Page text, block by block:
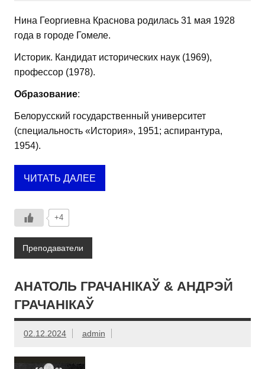
Нина Георгиевна Краснова родилась 31 мая 1928
года в городе Гомеле.
Историк. Кандидат исторических наук (1969),
профессор (1978).
Образование:
Белорусский государственный университет
(специальность «История», 1951; аспирантура,
1954).
ЧИТАТЬ ДАЛЕЕ
+4
Преподаватели
АНАТОЛЬ ГРАЧАНІКАЎ & АНДРЭЙ
ГРАЧАНІКАЎ
02.12.2024 admin